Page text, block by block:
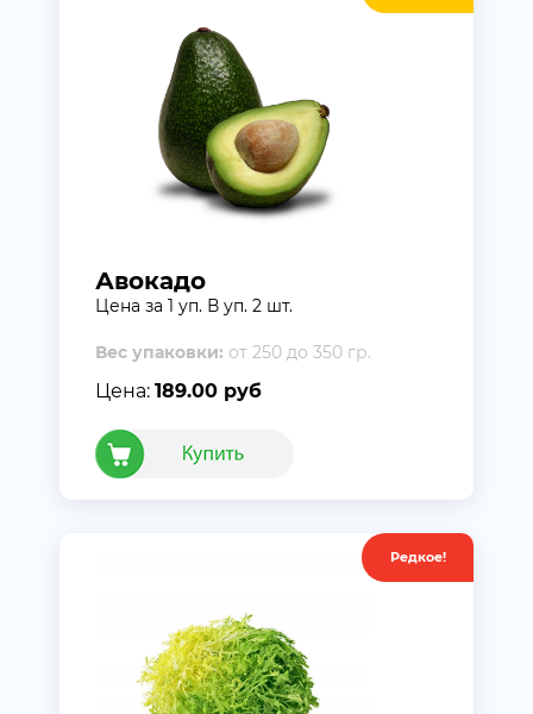
Авокадо
Цена за 1 уп. В уп. 2 шт.
Вес упаковки: от 250 до 350 гр.
Цена: 189.00 руб
Редкое!